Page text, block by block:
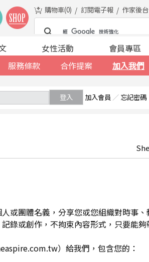
購物車(0) 訂閱電子報 作家後台
服務條款 合作提案 加入我們
女性活動 會員專區
登入 加入會員 ／ 忘記密碼
或團體名義，分享您或您組織對時事
錄或創作，不拘束內容形式，只要能夠
）給我們，包含您的：